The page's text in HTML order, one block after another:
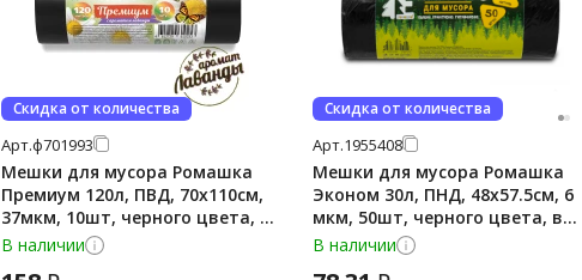
Скидка от количества
Арт.ф701993
Мешки для мусора Ромашка
Премиум 120л, ПВД, 70х110см,
37мкм, 10шт, черного цвета, в
рулоне
В наличии
Скидка от количества
Арт.1955408
Мешки для мусора Ромашка
Эконом 30л, ПНД, 48х57.5см, 6
мкм, 50шт, черного цвета, в
рулоне
В наличии